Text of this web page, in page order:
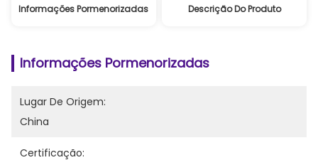
Informações Pormenorizadas Descrição Do Produto
Informações Pormenorizadas
Lugar De Origem:
China
Certificação: